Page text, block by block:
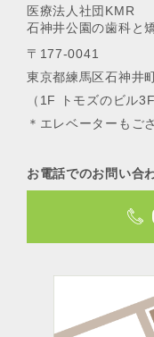
医療法人社団KMR
石神井公園の歯科と
〒177-0041
東京都練馬区石神井
（1F トモズのビル
＊エレベーターもご
お電話でのお問い合